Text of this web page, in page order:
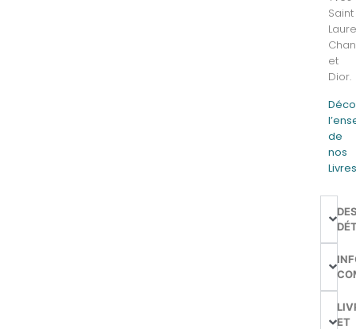
Saint
et
Dior.
de
nos
ET